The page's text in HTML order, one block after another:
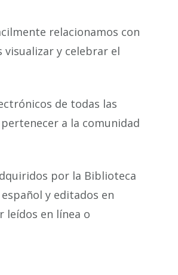
relacionamos con
y celebrar el
de todas las
a la comunidad
por la Biblioteca
y editados en
leídos en línea o